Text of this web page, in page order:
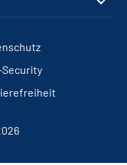
Security